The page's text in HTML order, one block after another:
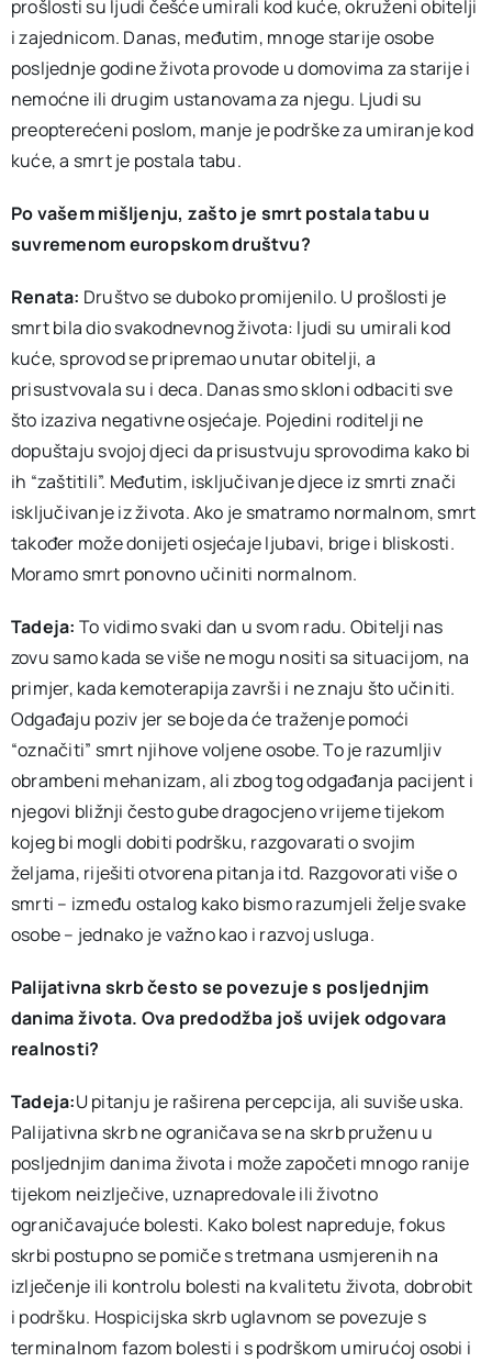
prošlosti su ljudi češće umirali kod kuće, okruženi obitelji
i zajednicom. Danas, međutim, mnoge starije osobe
posljednje godine života provode u domovima za starije i
nemoćne ili drugim ustanovama za njegu. Ljudi su
preopterećeni poslom, manje je podrške za umiranje kod
kuće, a smrt je postala tabu.
Po vašem mišljenju, zašto je smrt postala tabu u
suvremenom europskom društvu?
Renata: Društvo se duboko promijenilo. U prošlosti je
smrt bila dio svakodnevnog života: ljudi su umirali kod
kuće, sprovod se pripremao unutar obitelji, a
prisustvovala su i deca. Danas smo skloni odbaciti sve
što izaziva negativne osjećaje. Pojedini roditelji ne
dopuštaju svojoj djeci da prisustvuju sprovodima kako bi
ih “zaštitili”. Međutim, isključivanje djece iz smrti znači
isključivanje iz života. Ako je smatramo normalnom, smrt
također može donijeti osjećaje ljubavi, brige i bliskosti.
Moramo smrt ponovno učiniti normalnom.
Tadeja: To vidimo svaki dan u svom radu. Obitelji nas
zovu samo kada se više ne mogu nositi sa situacijom, na
primjer, kada kemoterapija završi i ne znaju što učiniti.
Odgađaju poziv jer se boje da će traženje pomoći
“označiti” smrt njihove voljene osobe. To je razumljiv
obrambeni mehanizam, ali zbog tog odgađanja pacijent i
njegovi bližnji često gube dragocjeno vrijeme tijekom
kojeg bi mogli dobiti podršku, razgovarati o svojim
željama, riješiti otvorena pitanja itd. Razgovorati više o
smrti – između ostalog kako bismo razumjeli želje svake
osobe – jednako je važno kao i razvoj usluga.
Palijativna skrb često se povezuje s posljednjim
danima života. Ova predodžba još uvijek odgovara
realnosti?
Tadeja:U pitanju je raširena percepcija, ali suviše uska.
Palijativna skrb ne ograničava se na skrb pruženu u
posljednjim danima života i može započeti mnogo ranije
tijekom neizlječive, uznapredovale ili životno
ograničavajuće bolesti. Kako bolest napreduje, fokus
skrbi postupno se pomiče s tretmana usmjerenih na
izlječenje ili kontrolu bolesti na kvalitetu života, dobrobit
i podršku. Hospicijska skrb uglavnom se povezuje s
terminalnom fazom bolesti i s podrškom umirućoj osobi i